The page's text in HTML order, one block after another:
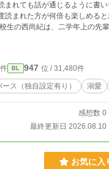
まれても話が通じるように書
まれた方が何倍も楽しめると思いま
生の西尚紀は、二学年上の先
ことをずっと憧れを抱いていた
ない自分が歯痒かった。 一年
に見舞われた尚紀は、通りかが
也）に介抱され、あろうこと
が大きく変わり、帰る家を失っ
BL 947 位 / 31,480件
ス（独自設定有り） 溺愛
感想数 0
最終更新日 2026.08.10
お気に入